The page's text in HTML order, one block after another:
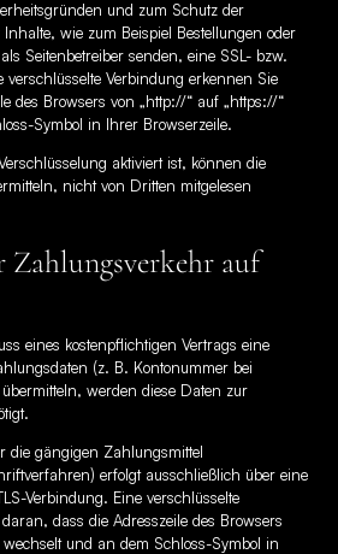
und zum Schutz der
wie zum Beispiel Bestellungen oder
Seitenbetreiber senden, eine SSL- bzw.
verschlüsselte Verbindung erkennen Sie
des Browsers von „http://“ auf „https://“
Symbol in Ihrer Browserzeile.
aktiviert ist, können die
nicht von Dritten mitgelesen
Zahlungsverkehr auf
eines kostenpflichtigen Vertrags eine
(z. B. Kontonummer bei
werden diese Daten zur
die gängigen Zahlungsmittel
erfolgt ausschließlich über eine
Verbindung. Eine verschlüsselte
dass die Adresszeile des Browsers
und an dem Schloss-Symbol in